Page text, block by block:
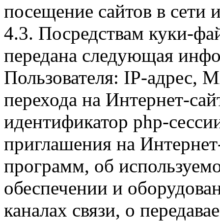
посещение сайтов в сети
4.3. Посредствам куки-
передана следующая
Пользователя: IP-адрес,
перехода на Интернет-
идентификатор php-
приглашения на
программ, об
обеспечении и
каналах связи, о